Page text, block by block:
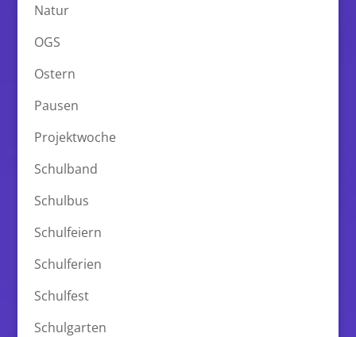
Natur
OGS
Ostern
Pausen
Projektwoche
Schulband
Schulbus
Schulfeiern
Schulferien
Schulfest
Schulgarten